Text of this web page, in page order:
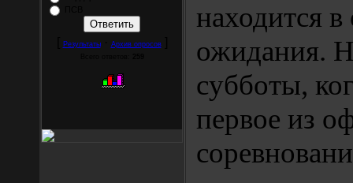
Результаты· Архив опросов]
находится
ожидания.
субботы,
первое из